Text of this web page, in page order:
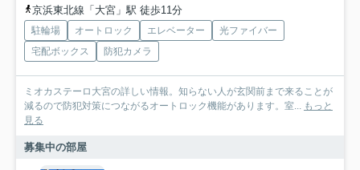
京浜東北線「大宮」駅 徒歩11分
駐輪場 オートロック エレベーター
光ファイバー
宅配ボックス
防犯カメラ
ミオカステーロ大宮の詳しい情報。知らない人が玄関前まで来ることが
減るので防犯対策につながるオートロック機能があります。室... もっと
見る
募集中の部屋